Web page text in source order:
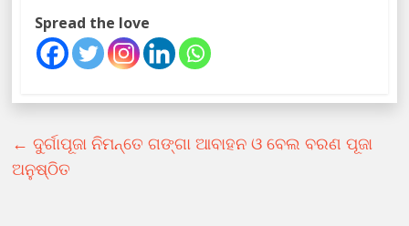
Spread the love
← ଦୁର୍ଗାପୂଜା ନିମନ୍ତେ ଗଙ୍ଗା ଆବାହନ ଓ ବେଲ ବରଣ ପୂଜା
ଅନୁଷ୍ଠିତ